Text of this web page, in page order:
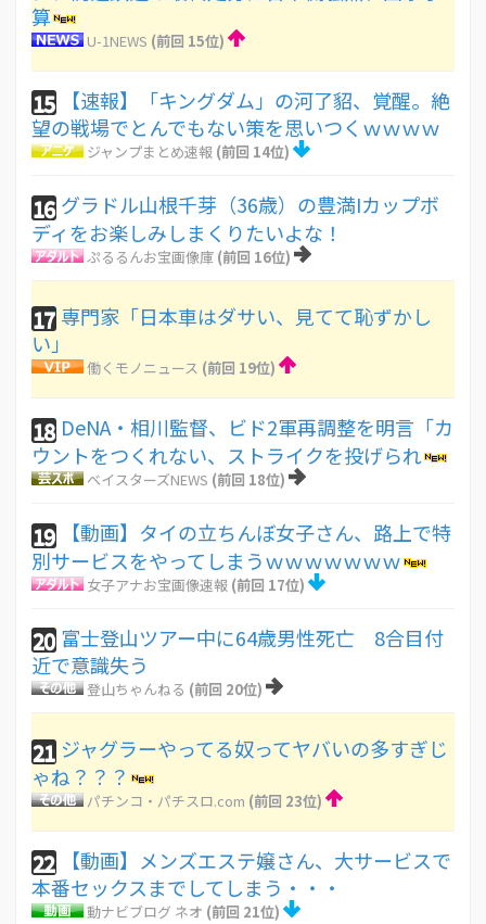
算
U-1NEWS (前回 15位)
15
【速報】「キングダム」の河了貂、覚醒。絶
望の戦場でとんでもない策を思いつくｗｗｗｗ
ジャンプまとめ速報 (前回 14位)
16 グラドル山根千芽（36歳）の豊満Iカップボ
ディをお楽しみしまくりたいよな！
ぷるるんお宝画像庫 (前回 16位)
17 専門家「日本車はダサい、見てて恥ずかし
い」
働くモノニュース (前回 19位)
18 DeNA・相川監督、ビド2軍再調整を明言「カ
ウントをつくれない、ストライクを投げられ
ベイスターズNEWS (前回 18位)
19
【動画】タイの立ちんぼ女子さん、路上で特
別サービスをやってしまうｗｗｗｗｗｗｗ
女子アナお宝画像速報 (前回 17位)
20 富士登山ツアー中に64歳男性死亡 8合目付
近で意識失う
登山ちゃんねる (前回 20位)
21 ジャグラーやってる奴ってヤバいの多すぎじ
ゃね？？？
パチンコ・パチスロ.com (前回 23位)
22
【動画】メンズエステ嬢さん、大サービスで
本番セックスまでしてしまう・・・
動ナビブログ ネオ (前回 21位)